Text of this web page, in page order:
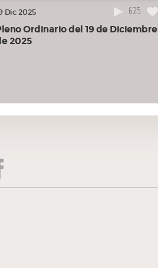
Dic 2025 625
Ordinario del 19 de Diciembre
2025